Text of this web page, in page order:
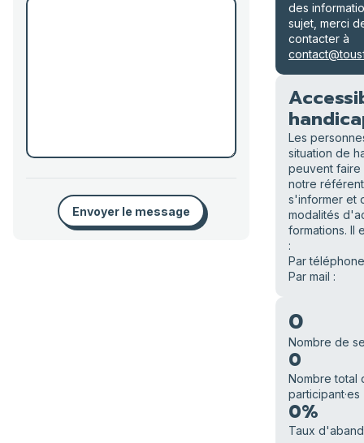
Envoyer le message
des
sujet, merci
contacter à
Les
situation de
peuvent faire
notre
s'informer et
modalités
formations. Il
:
Par
Par mail :
0
Nombre de
0
Nombre total
participant·es
0%
Taux